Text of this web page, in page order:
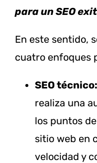
para un SEO
En este sentido,
cuatro enfoques
SEO técnico:
realiza una
los puntos
sitio web en
velocidad y